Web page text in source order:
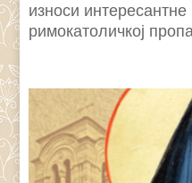
износи интересантне
римокатоличкој